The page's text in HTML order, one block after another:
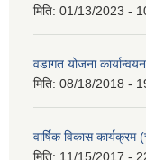
मिति: 01/13/2023 -
वडागत योजना
मिति: 08/18/2018 -
वार्षिक विकास कार्यक्रम
मिति: 11/15/2017 -